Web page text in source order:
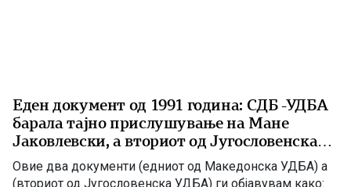
Еден документ од 1991 година: СДБ -УДБА
барала тајно прислушување на Мане
Јаковлевски, а вториот од Југословенска
УДБА од 1984 г.
Овие два документи (едниот од Македонска УДБА) а
(вториот од Југословенска УДБА) ги објавувам како: